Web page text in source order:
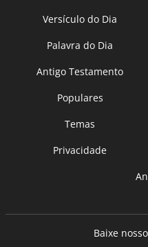
Versículo do Dia
Palavra do Dia
Antigo Testamento
Populares
Temas
Privacidade
Baixe